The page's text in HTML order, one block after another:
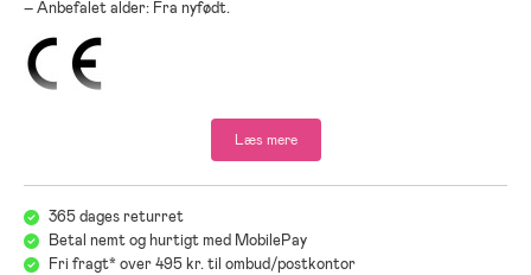
– Anbefalet alder: Fra nyfødt.
Læs mere
365 dages returret
Betal nemt og hurtigt med MobilePay
Fri fragt* over 495 kr. til ombud/postkontor